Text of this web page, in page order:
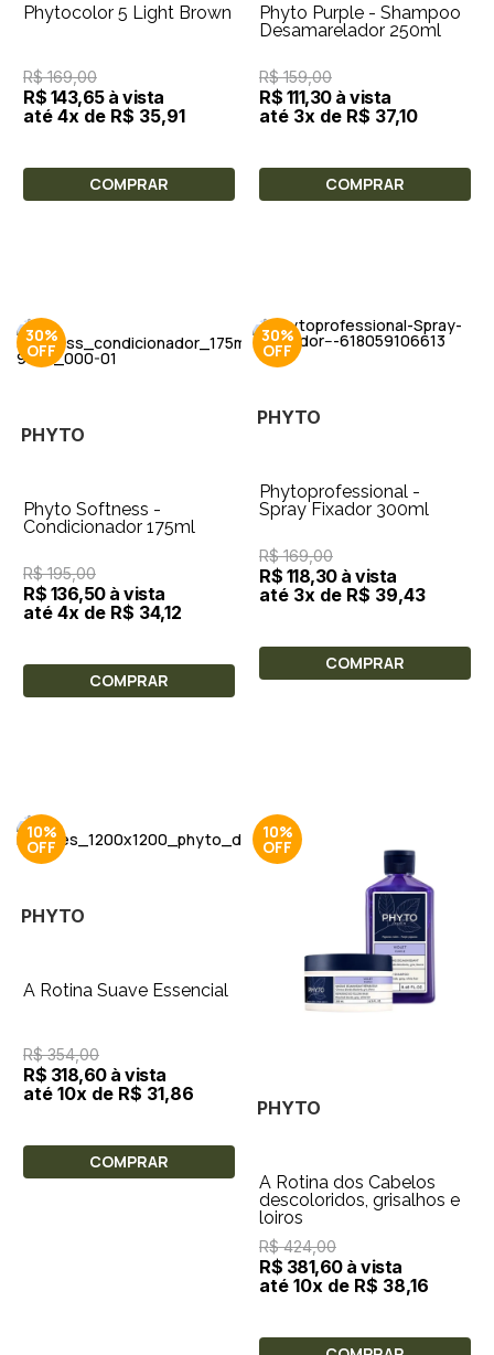
Phytocolor 5 Light Brown
R$ 169,00
R$ 143,65 à vista
até 4x de R$ 35,91
COMPRAR
Phyto Purple - Shampoo
Desamarelador 250ml
R$ 159,00
R$ 111,30 à vista
até 3x de R$ 37,10
COMPRAR
30%
PHYTO
Phyto Softness -
Condicionador 175ml
R$ 195,00
R$ 136,50 à vista
até 4x de R$ 34,12
COMPRAR
30%
PHYTO
Phytoprofessional -
Spray Fixador 300ml
R$ 169,00
R$ 118,30 à vista
até 3x de R$ 39,43
COMPRAR
10%
PHYTO
A Rotina Suave Essencial
R$ 354,00
R$ 318,60 à vista
até 10x de R$ 31,86
COMPRAR
10%
PHYTO
A Rotina dos Cabelos
descoloridos, grisalhos e
loiros
R$ 424,00
R$ 381,60 à vista
até 10x de R$ 38,16